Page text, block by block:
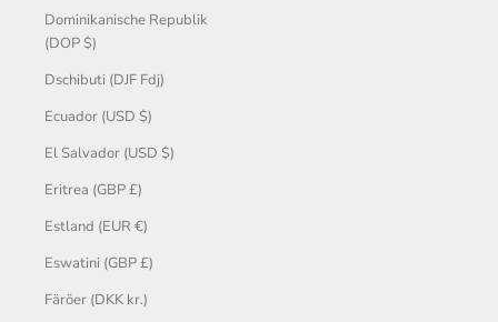
Dominikanische Republik
(DOP $)
Dschibuti (DJF Fdj)
Ecuador (USD $)
El Salvador (USD $)
Eritrea (GBP £)
Estland (EUR €)
Eswatini (GBP £)
Färöer (DKK kr.)